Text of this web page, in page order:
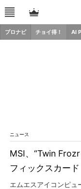
プロナビ チョイ得！ AI
ニュース
MSI、“Twin
フィックスカード
エムエスアイコンピュ